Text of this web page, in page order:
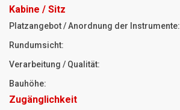
Kabine / Sitz
Platzangebot / Anordnung der Instrumente:
Rundumsicht:
Verarbeitung / Qualität:
Bauhöhe:
Zugänglichkeit